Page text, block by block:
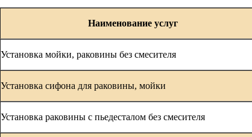
Наименование услуг
Установка мойки, раковины без смесителя
Установка сифона для раковины, мойки
Установка раковины с пьедесталом без смесителя